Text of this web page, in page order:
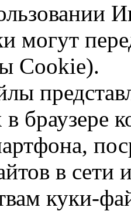
могут
Cookie).
браузере
в сети
куки-